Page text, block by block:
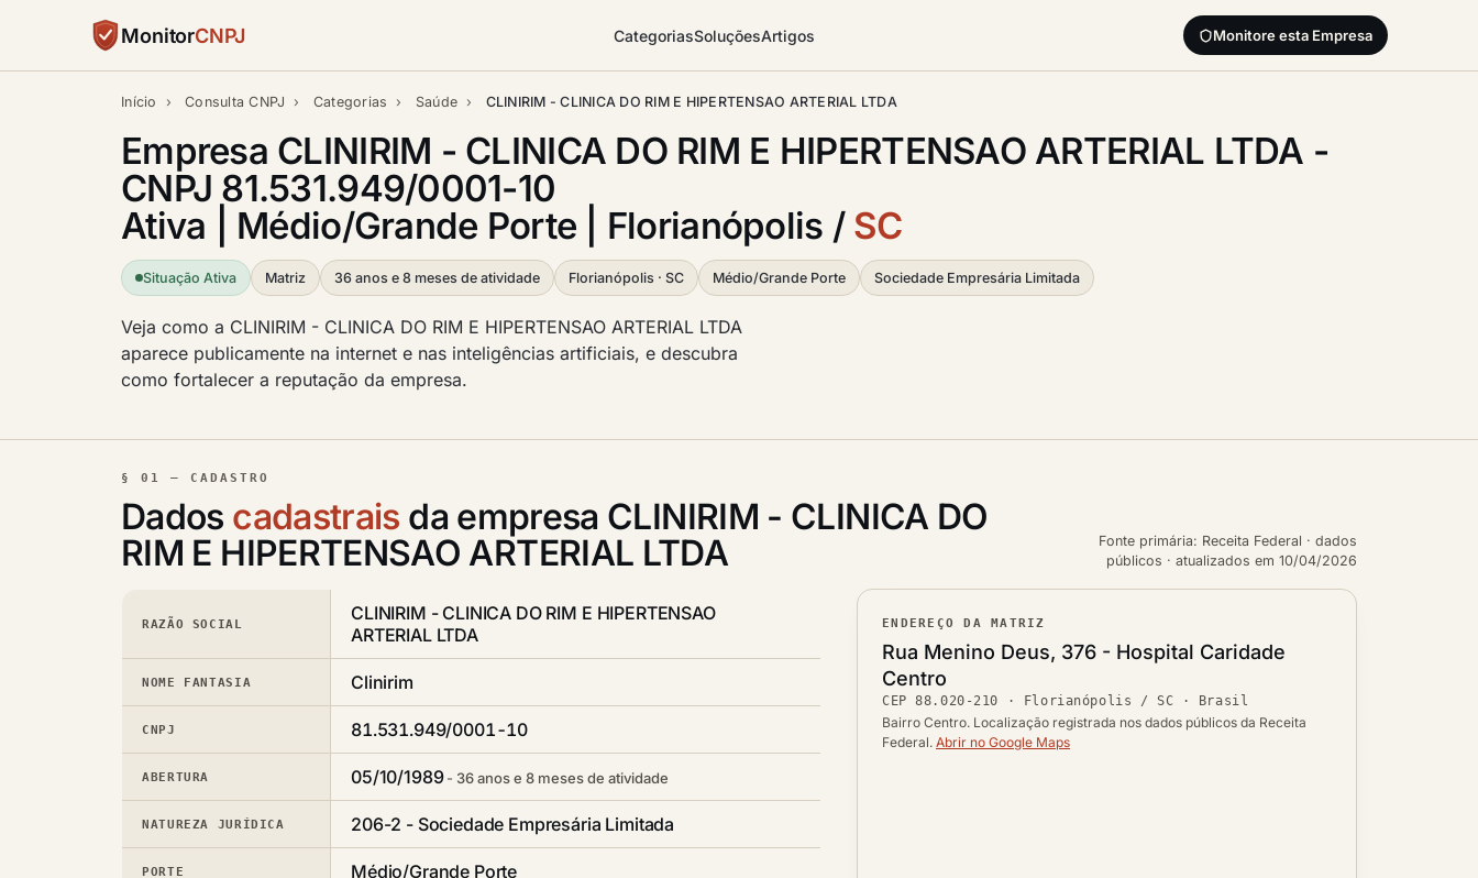
MonitorCNPJ CategoriasSoluçõesArtigos Monitore esta Empresa
Início › Consulta CNPJ › Categorias › Saúde › CLINIRIM - CLINICA DO RIM E HIPERTENSAO ARTERIAL LTDA
Empresa CLINIRIM - CLINICA DO RIM E HIPERTENSAO ARTERIAL LTDA -
CNPJ 81.531.949/0001-10
Ativa | Médio/Grande Porte | Florianópolis / SC
Situação Ativa Matriz 36 anos e 8 meses de atividade Florianópolis · SC Médio/Grande Porte Sociedade Empresária Limitada
Veja como a CLINIRIM - CLINICA DO RIM E HIPERTENSAO ARTERIAL LTDA
aparece publicamente na internet e nas inteligências artificiais, e descubra
como fortalecer a reputação da empresa.
§ 01 — CADASTRO
Dados cadastrais da empresa CLINIRIM - CLINICA DO
RIM E HIPERTENSAO ARTERIAL LTDA
Fonte primária: Receita Federal · dados
públicos · atualizados em 10/04/2026
RAZÃO SOCIAL
CLINIRIM - CLINICA DO RIM E HIPERTENSAO
ARTERIAL LTDA
NOME FANTASIA Clinirim
CNPJ 81.531.949/0001-10
ABERTURA 05/10/1989 36 anos e 8 meses de atividade
NATUREZA JURÍDICA 206-2 - Sociedade Empresária Limitada
PORTE Médio/Grande Porte
ENDEREÇO DA MATRIZ
Logradouro
Rua Menino Deus, 376 - Hospital Caridade
Bairro
Centro
CEP
CEP88.020-210 ·
Cidade / UF
Florianópolis / SC · Brasil
Bairro Centro. Localização registrada nos dados públicos da Receita
Federal. Abrir no Google Maps